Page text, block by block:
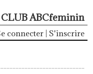
CLUB ABCfeminin
connecter S'inscrire